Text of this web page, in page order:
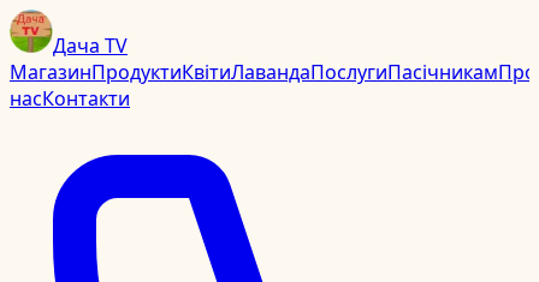
Дача TV
МагазинПродуктиКвітиЛавандаПослугиПасічникамПро
насКонтакти